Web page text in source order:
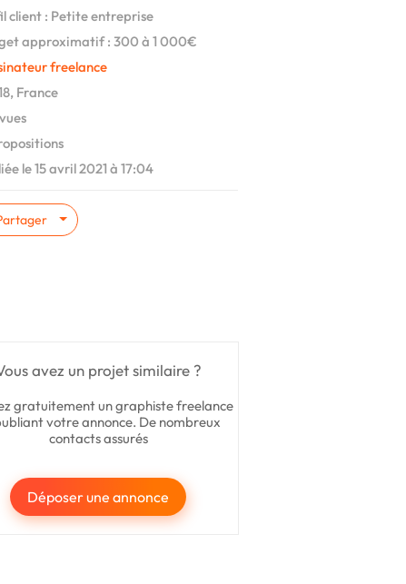
client : Petite entreprise
approximatif : 300 à 1 000€
freelance
France
le 15 avril 2021 à 17:04
avez un projet similaire ?
gratuitement un graphiste freelance
votre annonce. De nombreux
contacts assurés
Déposer une annonce